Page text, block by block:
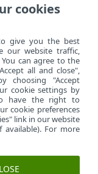
On-
cookies
give you the best
our website traffic,
can agree to the
all and close",
choosing "Accept
cookie settings by
have the right to
cookie preferences
link in our website
For more